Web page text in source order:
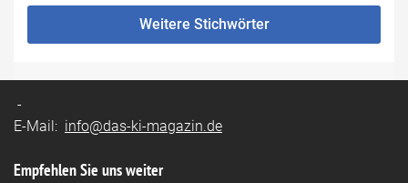
Weitere Stichwörter
-
E-Mail: info@das-ki-magazin.de
Empfehlen Sie uns weiter